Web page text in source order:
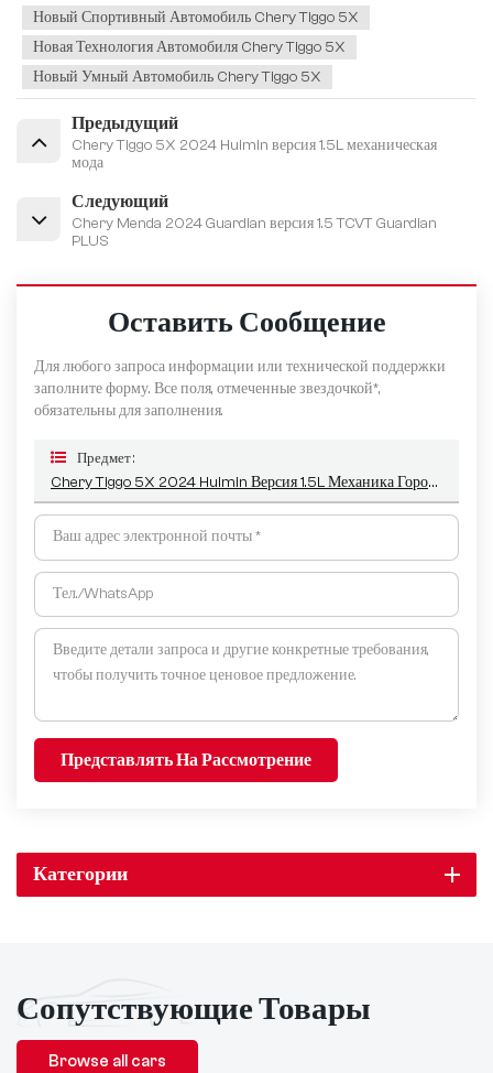
Новый Спортивный Автомобиль Chery Tiggo 5X
Новая Технология Автомобиля Chery Tiggo 5X
Новый Умный Автомобиль Chery Tiggo 5X
Предыдущий
Chery Tiggo 5X 2024 Huimin версия 1.5L механическая
мода
Следующий
Chery Menda 2024 Guardian версия 1.5 TCVT Guardian
PLUS
Оставить Сообщение
Для любого запроса информации или технической поддержки
заполните форму. Все поля, отмеченные звездочкой*,
обязательны для заполнения.
Предмет :
Chery Tiggo 5X 2024 Huimin Версия 1.5L Механика Городского Типа
Представлять На Рассмотрение
Категории
Сопутствующие Товары
Browse all cars